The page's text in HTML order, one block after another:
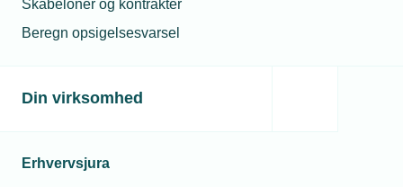
Skabeloner og kontrakter
Beregn opsigelsesvarsel
Din virksomhed
Erhvervsjura